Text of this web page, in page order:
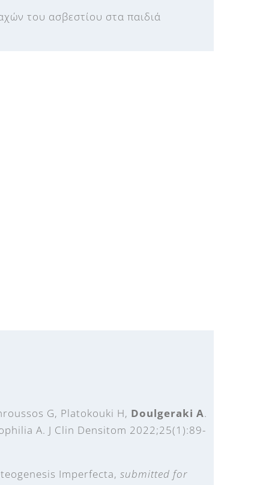
του ασβεστίου στα παιδιά
G, Platokouki H, Doulgeraki A.
A. J Clin Densitom 2022;25(1):89-
Imperfecta, submitted for